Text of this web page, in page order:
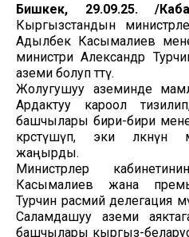
Бишкек, 29.09.25. /
Кыргызстандын
Адылбек Касымалиев
министри Александр
аземи болуп өттү.
Жолугушуу аземинде
Ардактуу кароол
башчылары бири-бири
көрсөтүшүп, эки
жаңырды.
Министрлер
Касымалиев жана
Турчин расмий делегация
Саламдашуу аземи
башчылары кыргыз-беларус